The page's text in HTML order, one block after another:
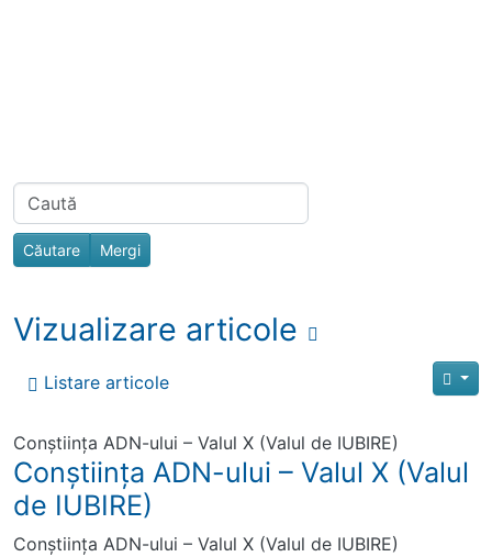
Related content
Find
Vizualizare articole
Listare articole
Conștiința ADN-ului – Valul X (Valul de IUBIRE)
Conștiința ADN-ului – Valul X (Valul
de IUBIRE)
Conștiința ADN-ului – Valul X (Valul de IUBIRE)